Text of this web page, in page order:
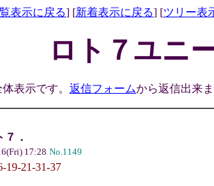
表示に戻る] [新着表示に戻る] [ツリー表
ロト７ユニ
表示です。 返信フォームから返信出来
．
17:28 No.1149
19-21-31-37